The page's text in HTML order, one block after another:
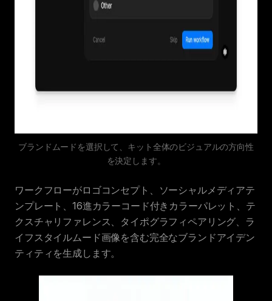
ブランドムードを選択して、キット全体のビジュアルの方向性
を決定します。
ワークフローがロゴコンセプト、ソーシャルメディアテ
ンプレート、16進カラーコード付きカラーパレット、テ
クスチャリファレンス、タイポグラフィペアリング、ラ
イフスタイルムード画像を含む完全なブランドアイデン
ティティを生成します。